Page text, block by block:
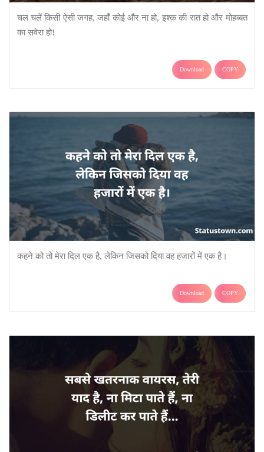
चल चलें किसी ऐसी जगह, जहाँ कोई और ना हो, इश्क़ की रात हो और मोहब्बत
का सवेरा हो!
Download COPY
कहने को तो मेरा दिल एक है, लेकिन जिसको दिया वह हजारों में एक है।
Download COPY